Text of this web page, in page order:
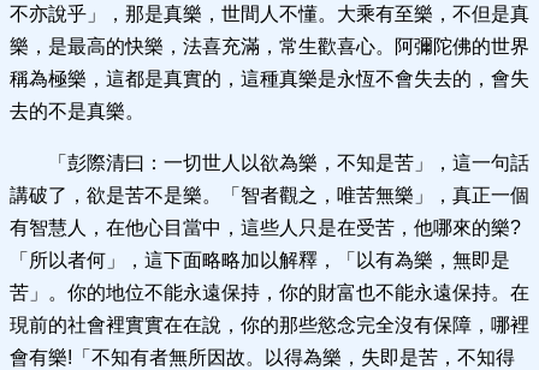
不亦說乎」，那是真樂，世間人不懂。大乘有至樂，不但是真
樂，是最高的快樂，法喜充滿，常生歡喜心。阿彌陀佛的世界
稱為極樂，這都是真實的，這種真樂是永恆不會失去的，會失
去的不是真樂。
「彭際清曰：一切世人以欲為樂，不知是苦」，這一句話
講破了，欲是苦不是樂。「智者觀之，唯苦無樂」，真正一個
有智慧人，在他心目當中，這些人只是在受苦，他哪來的樂?
「所以者何」，這下面略略加以解釋，「以有為樂，無即是
苦」。你的地位不能永遠保持，你的財富也不能永遠保持。在
現前的社會裡實實在在說，你的那些慾念完全沒有保障，哪裡
會有樂!「不知有者無所因故。以得為樂，失即是苦，不知得